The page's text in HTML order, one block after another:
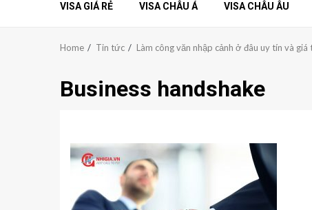
VISA GIÁ RẺ VISA CHÂU Á VISA CHÂU ÂU
Home Tin tức Làm công văn nhập cảnh ở đâu uy tín và giá
Business handshake